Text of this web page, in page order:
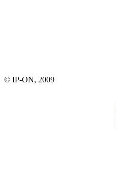
© IP-ON, 2009